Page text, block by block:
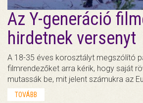
Az Y-generáció
hirdetnek versenyt
A 18-35 éves korosztályt megszólító
filmrendezőket arra kérik, hogy saját
mutassák be, mit jelent számukra az
TOVÁBB